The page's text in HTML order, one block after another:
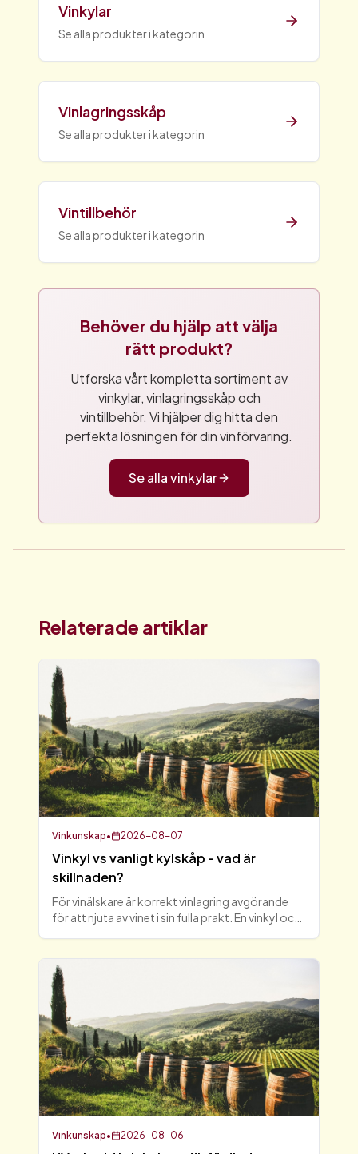
Vinkylar
Se alla produkter i kategorin
Vinlagringsskåp
Se alla produkter i kategorin
Vintillbehör
Se alla produkter i kategorin
Behöver du hjälp att välja
rätt produkt?
Utforska vårt kompletta sortiment av
vinkylar, vinlagringsskåp och
vintillbehör. Vi hjälper dig hitta den
perfekta lösningen för din vinförvaring.
Se alla vinkylar
Relaterade artiklar
Vinkunskap• 2026-08-07
Vinkyl vs vanligt kylskåp - vad är
skillnaden?
För vinälskare är korrekt vinlagring avgörande
för att njuta av vinet i sin fulla prakt. En vinkyl och
Vinkunskap• 2026-08-06